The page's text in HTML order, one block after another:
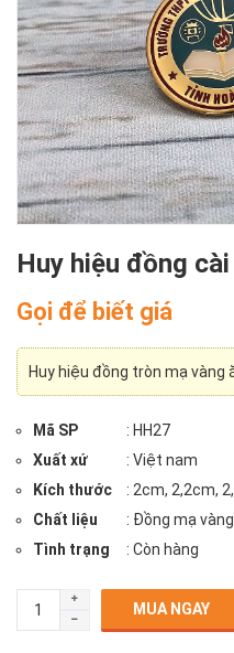
Huy hiệu đồng
Gọi để biết giá
Huy hiệu đồng tròn mạ vàng
Mã SP
: HH27
Xuất xứ
: Việt nam
Kích thước
: 2cm, 2,2cm,
Chất liệu
: Đồng mạ vàng
Tình trạng
: Còn hàng
MUA NGAY